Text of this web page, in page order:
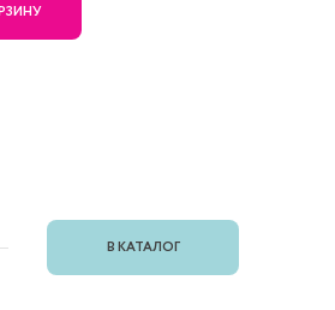
В КАТАЛОГ